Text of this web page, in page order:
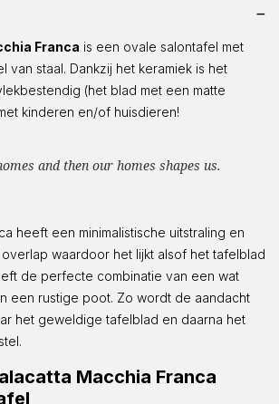
Franca is een ovale salontafel met
van staal. Dankzij het keramiek is het
(het blad met een matte
kinderen en/of huisdieren!
and then our homes shapes us.
heeft een minimalistische uitstraling en
waardoor het lijkt alsof het tafelblad
de perfecte combinatie van een wat
een rustige poot. Zo wordt de aandacht
het geweldige tafelblad en daarna het
Macchia Franca